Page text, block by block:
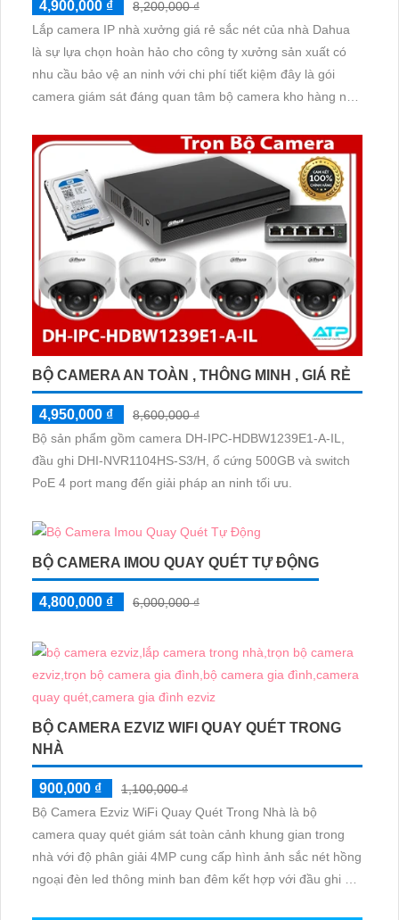
4,900,000 ₫
8,200,000 ₫
Lắp camera IP nhà xưởng giá rẻ sắc nét của nhà Dahua
là sự lựa chọn hoàn hảo cho công ty xưởng sản xuất có
nhu cầu bảo vệ an ninh với chi phí tiết kiệm đây là gói
camera giám sát đáng quan tâm bộ camera kho hàng nhà
chất lượng cao cho người dùng với bộ camera camera IP
Dahua bảo vệ an ninh cho xưởng sản xuất tuyệt đối.
BỘ CAMERA AN TOÀN , THÔNG MINH , GIÁ RẺ
4,950,000 ₫
8,600,000 ₫
Bộ sản phẩm gồm camera DH-IPC-HDBW1239E1-A-IL,
đầu ghi DHI-NVR1104HS-S3/H, ổ cứng 500GB và switch
PoE 4 port mang đến giải pháp an ninh tối ưu.
BỘ CAMERA IMOU QUAY QUÉT TỰ ĐỘNG
4,800,000 ₫ 6,000,000 ₫
BỘ CAMERA EZVIZ WIFI QUAY QUÉT TRONG
NHÀ
900,000 ₫
1,100,000 ₫
Bộ Camera Ezviz WiFi Quay Quét Trong Nhà là bộ
camera quay quét giám sát toàn cảnh khung gian trong
nhà với độ phân giải 4MP cung cấp hình ảnh sắc nét hồng
ngoại đèn led thông minh ban đêm kết hợp với đầu ghi 8